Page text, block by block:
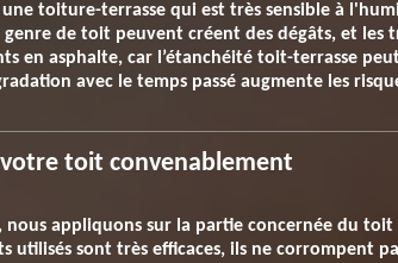
une toiture-terrasse qui est très sensible à
de toit peuvent créent des dégâts, et les
en asphalte, car l’étanchéité toit-terrasse
avec le temps passé augmente les
toit convenablement
nous appliquons sur la partie concernée du
utilisés sont très efficaces, ils ne corrompent